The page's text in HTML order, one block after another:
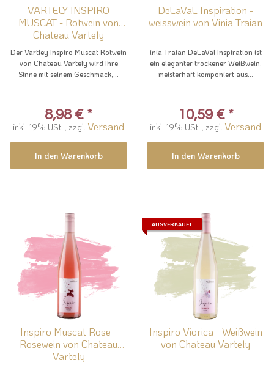
VARTELY INSPIRO
MUSCAT - Rotwein von
Chateau Vartely
Der Vartley Inspiro Muscat Rotwein
von Chateau Vartely wird Ihre
Sinne mit seinem Geschmack,...
8,98 € *
inkl. 19% USt. , zzgl. Versand
In den Warenkorb
DeLaVaL Inspiration -
weisswein von Vinia Traian
inia Traian DeLaVal Inspiration ist
ein eleganter trockener Weißwein,
meisterhaft komponiert aus...
10,59 € *
inkl. 19% USt. , zzgl. Versand
In den Warenkorb
Inspiro Muscat Rose -
Rosewein von Chateau
Vartely
AUSVERKAUFT
Inspiro Viorica - Weißwein
von Chateau Vartely